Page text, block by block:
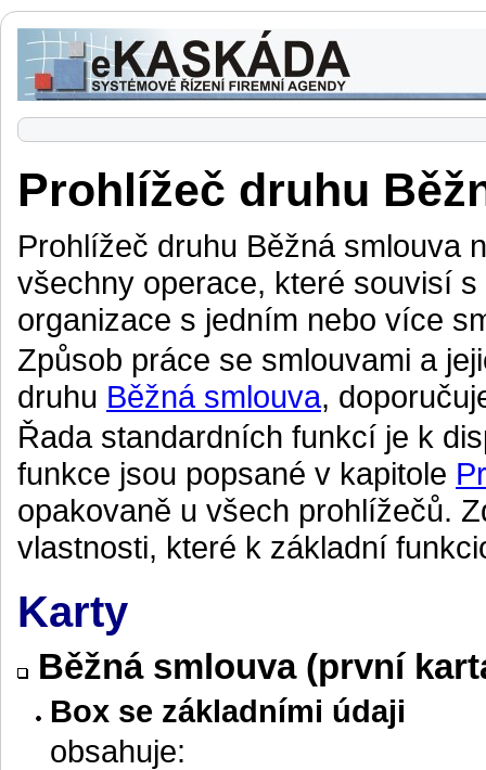
Prohlížeč druhu
Prohlížeč druhu Běžná smlouva
všechny operace, které souvisí
organizace s jedním nebo více
Způsob práce se smlouvami a
druhu Běžná smlouva,
Řada standardních funkcí je k
funkce jsou popsané v kapitole
opakovaně u všech prohlížečů.
vlastnosti, které k základní
Karty
Běžná smlouva (první
Box se základními údaji
obsahuje: